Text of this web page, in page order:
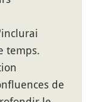
temps.
de